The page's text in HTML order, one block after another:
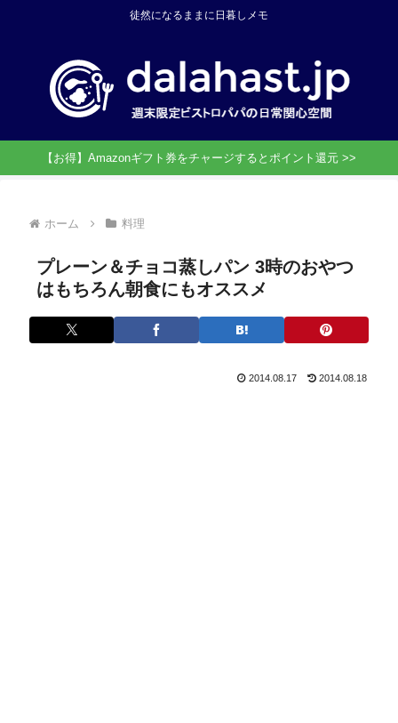
徒然になるままに日暮しメモ
【お得】Amazonギフト券をチャージするとポイント還元 >>
ホーム 料理
プレーン＆チョコ蒸しパン 3時のおやつ
はもちろん朝食にもオススメ
2014.08.17 2014.08.18